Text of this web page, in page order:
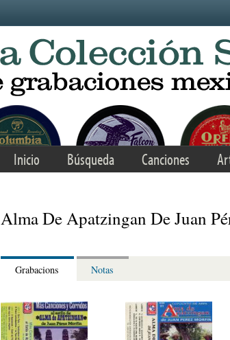
Inicio Búsqueda Canciones
Alma De Apatzingan De Juan
Grabacions Notas